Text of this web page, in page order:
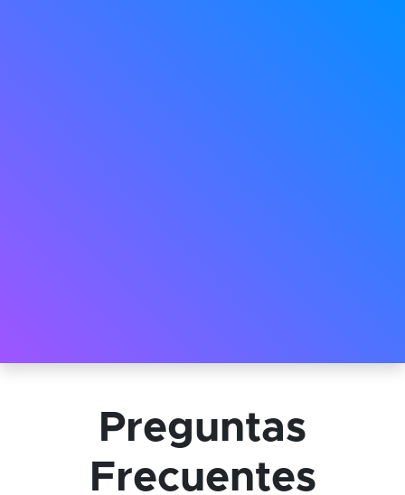
Preguntas
Frecuentes